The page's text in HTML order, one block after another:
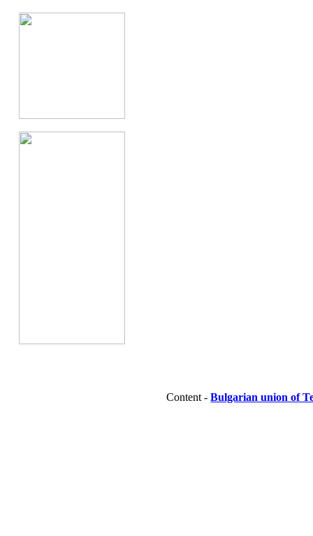
Content -Bulgarian union of